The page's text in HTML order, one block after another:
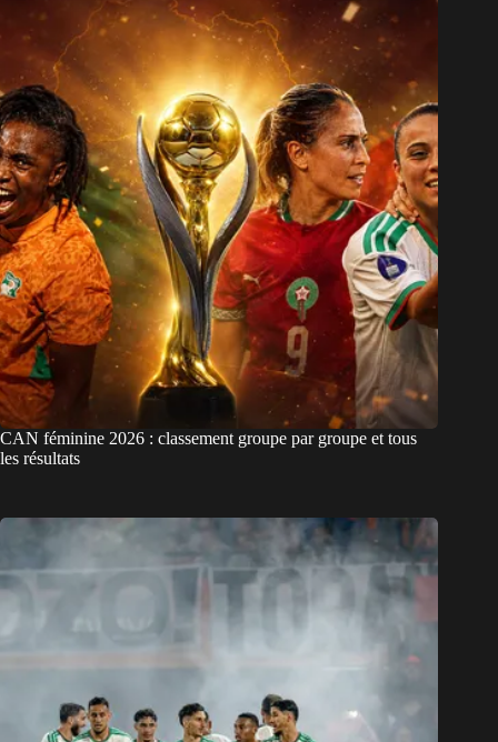
CAN féminine 2026 : classement groupe par groupe et tous
les résultats